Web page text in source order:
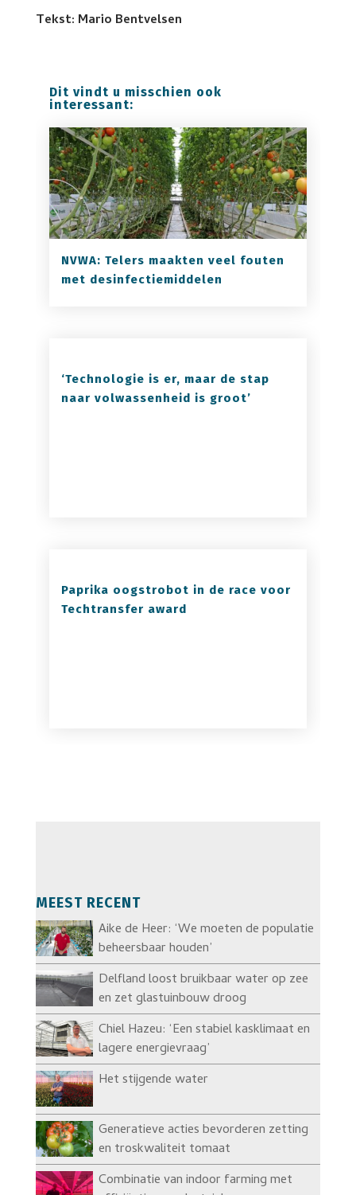
Tekst: Mario Bentvelsen
Dit vindt u misschien ook
interessant:
NVWA: Telers maakten veel fouten
met desinfectiemiddelen
‘Technologie is er, maar de stap
naar volwassenheid is groot’
Paprika oogstrobot in de race voor
Techtransfer award
MEEST RECENT
Aike de Heer: ‘We moeten de populatie
beheersbaar houden’
Delfland loost bruikbaar water op zee
en zet glastuinbouw droog
Chiel Hazeu: ‘Een stabiel kasklimaat en
lagere energievraag’
Het stijgende water
Generatieve acties bevorderen zetting
en troskwaliteit tomaat
Combinatie van indoor farming met